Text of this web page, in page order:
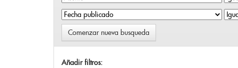
Comenzar nueva busqueda
Añadir filtros: